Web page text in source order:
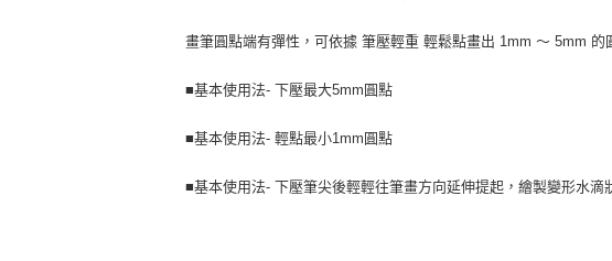
畫筆圓點端有彈性，可依據 筆壓輕重 輕鬆點畫出 1mm ～ 5mm 的
■基本使用法- 下壓最大5mm圓點
■基本使用法- 輕點最小1mm圓點
■基本使用法- 下壓筆尖後輕輕往筆畫方向延伸提起，繪製變形水滴